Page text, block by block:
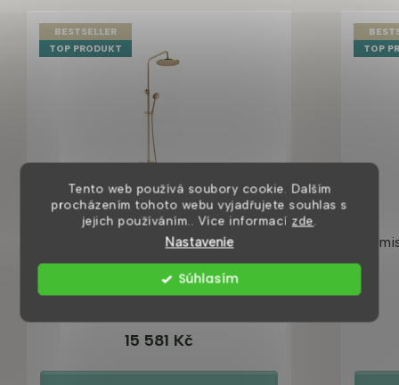
Tento web používá soubory cookie. Dalším
procházením tohoto webu vyjadřujete souhlas s
jejich používáním.. Více informací zde
Nastavenie
Súhlasím
BESTSELLER
TOP PRODUKT
Temisto sprchový set s baterií,
mosaz
15 581 Kč
TOP